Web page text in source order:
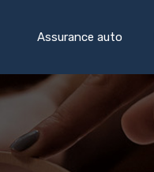
Assurance auto